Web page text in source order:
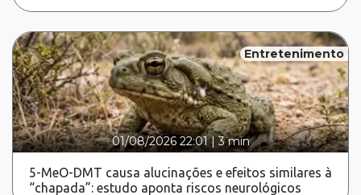
Entretenimento
01/08/2026 22:01|3 min
5-MeO-DMT causa alucinações e efeitos similares à
“chapada”: estudo aponta riscos neurológicos